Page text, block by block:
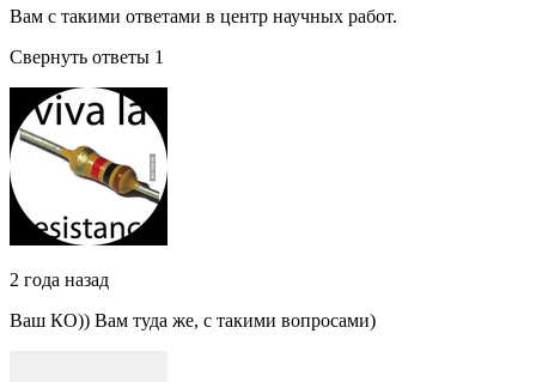
Вам с такими ответами в центр научных работ.
Свернуть ответы 1
2 года назад
Ваш КО)) Вам туда же, с такими вопросами)